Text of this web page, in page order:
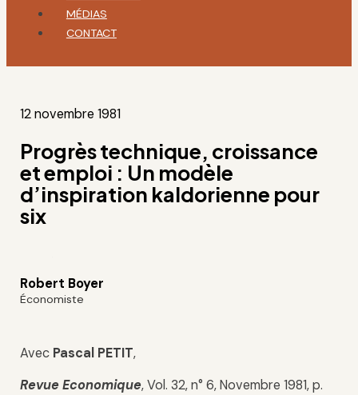
MÉDIAS
CONTACT
12 novembre 1981
Progrès technique, croissance
et emploi : Un modèle
d’inspiration kaldorienne pour
six
Robert Boyer
Économiste
Avec Pascal PETIT,
Revue Economique, Vol. 32, n° 6, Novembre 1981, p.